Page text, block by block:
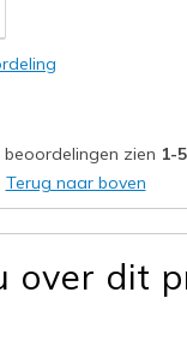
true to sizezien 1-5
Terug naar boven
over dit